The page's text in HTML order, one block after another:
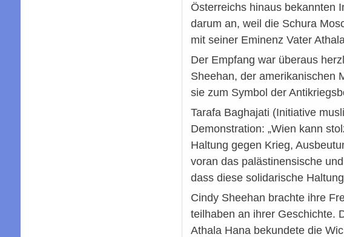
Österreichs hinaus bekannten
darum an, weil die Schura
mit seiner Eminenz Vater
Der Empfang war überaus
Sheehan, der amerikanischen
sie zum Symbol der
Tarafa Baghajati (Initiative
Demonstration: „Wien kann
Haltung gegen Krieg,
voran das palästinensische
dass diese solidarische
Cindy Sheehan brachte ihre
teilhaben an ihrer Geschichte.
Athala Hana bekundete die